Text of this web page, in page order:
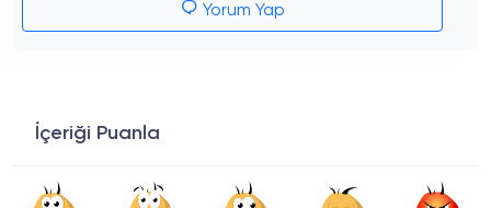
Yorum Yap
İçeriği Puanla